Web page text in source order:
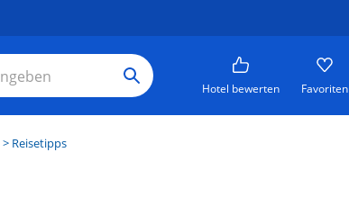
Hotel bewerten Favoriten
> Reisetipps